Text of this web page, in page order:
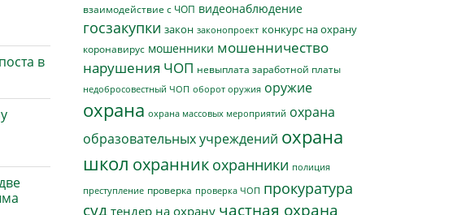
в
взаимодействие с ЧОП видеонаблюдение
госзакупки закон законопроект конкурс на охрану
коронавирус мошенники мошенничество
нарушения ЧОП невыплата заработной платы
недобросовестный ЧОП оборот оружия оружие
охрана охрана массовых мероприятий охрана
образовательных учреждений охрана
школ охранник охранники полиция
преступление проверка проверка ЧОП прокуратура
суд тендер на охрану частная охрана